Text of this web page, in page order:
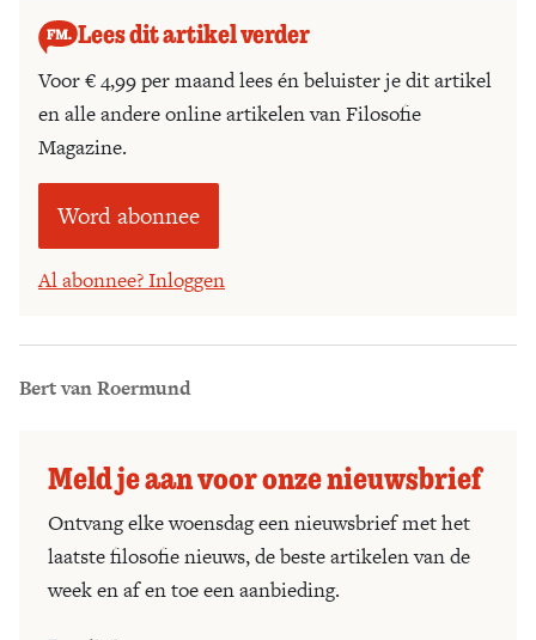
Lees dit artikel verder
Voor € 4,99 per maand lees én beluister je dit artikel
en alle andere online artikelen van Filosofie
Magazine.
Word abonnee
Al abonnee? Inloggen
Bert van Roermund
Meld je aan voor onze nieuwsbrief
Ontvang elke woensdag een nieuwsbrief met het
laatste filosofie nieuws, de beste artikelen van de
week en af en toe een aanbieding.